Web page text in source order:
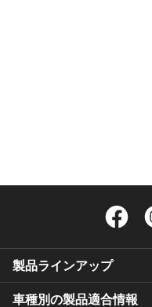
製品ラインアップ
車種別の製品適合情報